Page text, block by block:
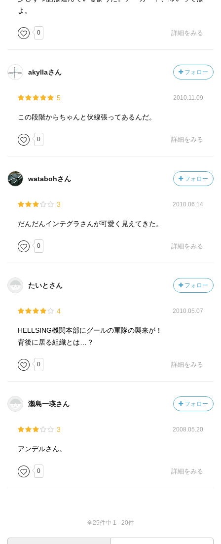
よ。
0 詳細をみる
akyllaさん フォロー
5 2010.11.09
この段階からちゃんと伏線張ってあるんだ。
0 詳細をみる
watabohさん フォロー
3 2010.06.14
だんだんインテグラさんが可愛く見えてきた。
0 詳細をみる
たいとさん フォロー
4 2010.05.07
HELLSING機関本部にグールの軍隊の襲来が！
背後に居る組織とは…？
0 詳細をみる
瀬島一瑛さん フォロー
3 2008.05.20
アンデルさん。
0 詳細をみる
全25件中 1 - 20件